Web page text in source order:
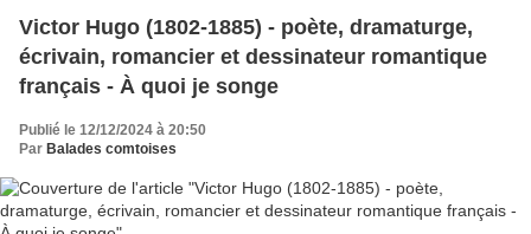
Victor Hugo (1802-1885) - poète, dramaturge,
écrivain, romancier et dessinateur romantique
français - À quoi je songe
Publié le 12/12/2024 à 20:50
Par Balades comtoises